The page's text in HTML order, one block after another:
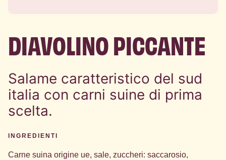
DIAVOLINO PICCANTE
Salame caratteristico del sud
italia con carni suine di prima
scelta.
INGREDIENTI
Carne suina origine ue, sale, zuccheri: saccarosio,